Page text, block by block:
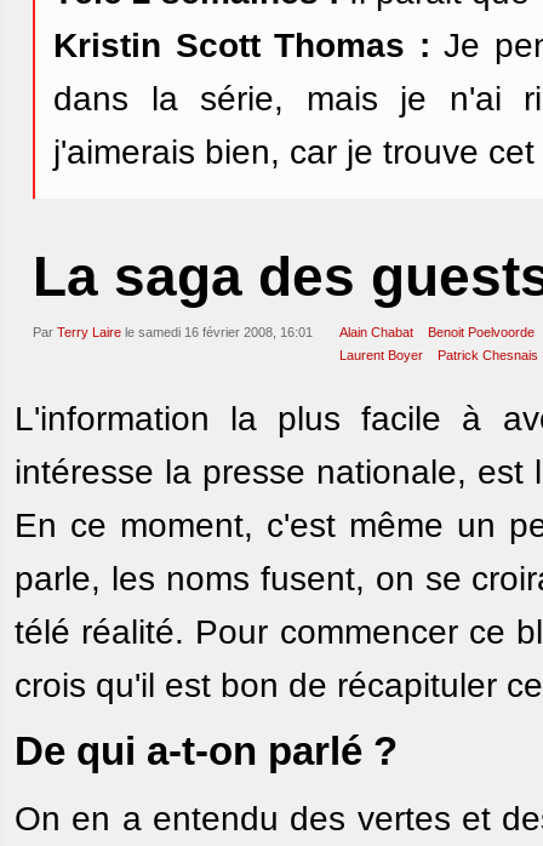
Kristin Scott Thomas : Je
dans la série, mais je n'ai
j'aimerais bien, car je trouve
La saga des
Par Terry Laire le samedi 16 février 2008, 16:01 Alain Chabat
Benoit Poelvoorde
Laurent Boyer
Patrick Chesnais
L'information la plus facile à
intéresse la presse nationale,
En ce moment, c'est même un
parle, les noms fusent, on se
télé réalité. Pour commencer ce
crois qu'il est bon de récapituler
De qui a-t-on parlé ?
On en a entendu des vertes et